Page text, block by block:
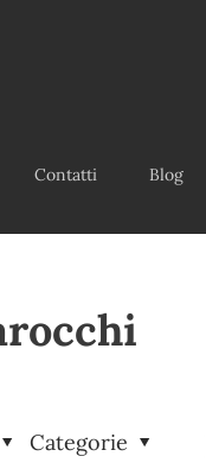
Contatti Blog
Categorie